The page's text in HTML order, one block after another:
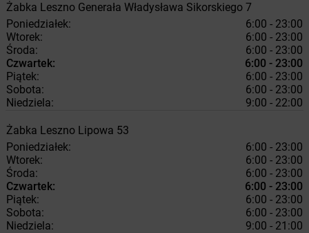
Żabka Leszno Generała Władysława Sikorskiego 7
Poniedziałek:
6:00 - 23:00
Wtorek:
6:00 - 23:00
Środa:
6:00 - 23:00
Czwartek:
6:00 - 23:00
Piątek:
6:00 - 23:00
Sobota:
6:00 - 23:00
Niedziela:
9:00 - 22:00
Żabka Leszno Lipowa 53
Poniedziałek:
6:00 - 23:00
Wtorek:
6:00 - 23:00
Środa:
6:00 - 23:00
Czwartek:
6:00 - 23:00
Piątek:
6:00 - 23:00
Sobota:
6:00 - 23:00
Niedziela:
9:00 - 21:00